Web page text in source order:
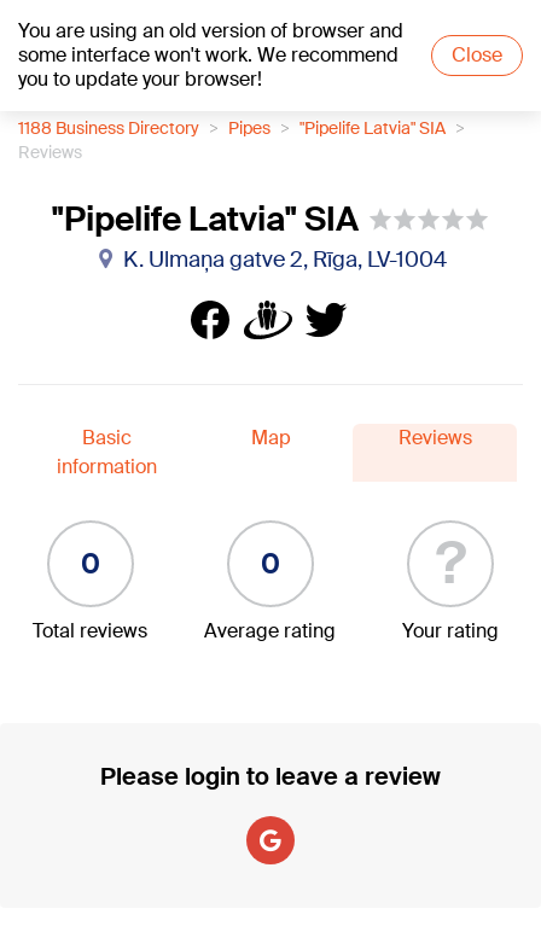
You are using an old version of browser and
some interface won't work. We recommend
you to update your browser!
Close
+18°C
1188 Business Directory Pipes
"Pipelife Latvia" SIA
Reviews
"Pipelife Latvia" SIA
K. Ulmaņa gatve 2, Rīga, LV-1004
Basic
information
Map Reviews
0
Total reviews
0
Average rating
?
Your rating
Please login to leave a review